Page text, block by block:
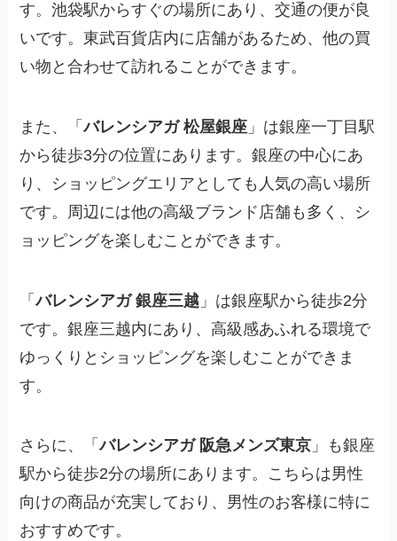
す。池袋駅からすぐの場所にあり、交通の便が良
いです。東武百貨店内に店舗があるため、他の買
い物と合わせて訪れることができます。
また、「バレンシアガ 松屋銀座 」は銀座一丁目駅
から徒歩3分の位置にあります。銀座の中心にあ
り、ショッピングエリアとしても人気の高い場所
です。周辺には他の高級ブランド店舗も多く、シ
ョッピングを楽しむことができます。
「バレンシアガ 銀座三越 」は銀座駅から徒歩2分
です。銀座三越内にあり、高級感あふれる環境で
ゆっくりとショッピングを楽しむことができま
す。
さらに、「バレンシアガ 阪急メンズ東京 」も銀座
駅から徒歩2分の場所にあります。こちらは男性
向けの商品が充実しており、男性のお客様に特に
おすすめです。